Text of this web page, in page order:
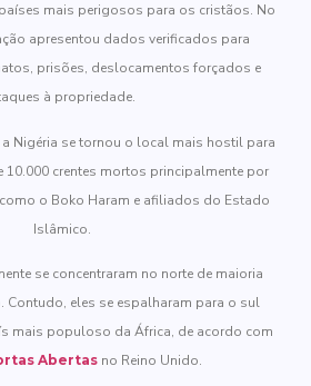
mais perigosos para os cristãos. No
apresentou dados verificados para
prisões, deslocamentos forçados e
à propriedade.
Nigéria se tornou o local mais hostil para
10.000 crentes mortos principalmente por
o Boko Haram e afiliados do Estado
Islâmico.
se concentraram no norte de maioria
Contudo, eles se espalharam para o sul
mais populoso da África, de acordo com
Abertas no Reino Unido.